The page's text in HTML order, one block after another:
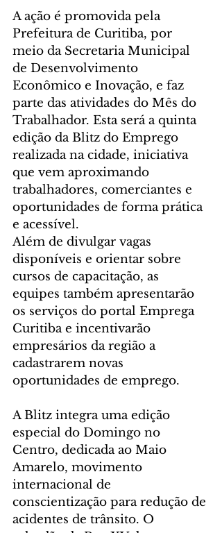
A ação é promovida pela
Prefeitura de Curitiba, por
meio da Secretaria Municipal
de Desenvolvimento
Econômico e Inovação, e faz
parte das atividades do Mês do
Trabalhador. Esta será a quinta
edição da Blitz do Emprego
realizada na cidade, iniciativa
que vem aproximando
trabalhadores, comerciantes e
oportunidades de forma prática
e acessível.
Além de divulgar vagas
disponíveis e orientar sobre
cursos de capacitação, as
equipes também apresentarão
os serviços do portal Emprega
Curitiba e incentivarão
empresários da região a
cadastrarem novas
oportunidades de emprego.
A Blitz integra uma edição
especial do Domingo no
Centro, dedicada ao Maio
Amarelo, movimento
internacional de
conscientização para redução de
acidentes de trânsito. O